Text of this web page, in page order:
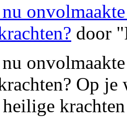
door
Op je
heilige